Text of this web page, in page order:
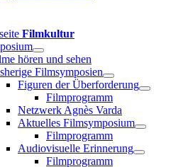
Filmkultur
hören und sehen
Filmsymposien
Figuren der Überforderung
Filmprogramm
Netzwerk Agnès Varda
Aktuelles Filmsymposium
Filmprogramm
Audiovisuelle Erinnerung
Filmprogramm